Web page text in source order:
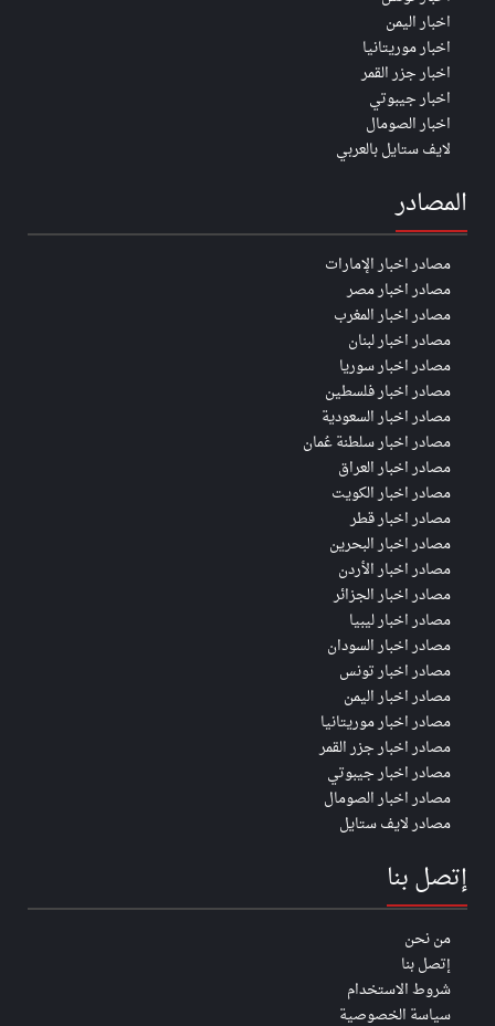
اخبار اليمن
اخبار موريتانيا
اخبار جزر القمر
اخبار جيبوتي
اخبار الصومال
لايف ستايل بالعربي
المصادر
مصادر اخبار الإمارات
مصادر اخبار مصر
مصادر اخبار المغرب
مصادر اخبار لبنان
مصادر اخبار سوريا
مصادر اخبار فلسطين
مصادر اخبار السعودية
مصادر اخبار سلطنة عُمان
مصادر اخبار العراق
مصادر اخبار الكويت
مصادر اخبار قطر
مصادر اخبار البحرين
مصادر اخبار الأردن
مصادر اخبار الجزائر
مصادر اخبار ليبيا
مصادر اخبار السودان
مصادر اخبار تونس
مصادر اخبار اليمن
مصادر اخبار موريتانيا
مصادر اخبار جزر القمر
مصادر اخبار جيبوتي
مصادر اخبار الصومال
مصادر لايف ستايل
إتصل بنا
من نحن
إتصل بنا
شروط الاستخدام
سياسة الخصوصية